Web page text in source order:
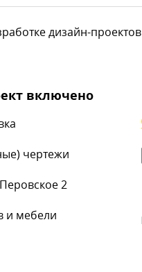
дизайн-
включено
чертежи
2
и мебели